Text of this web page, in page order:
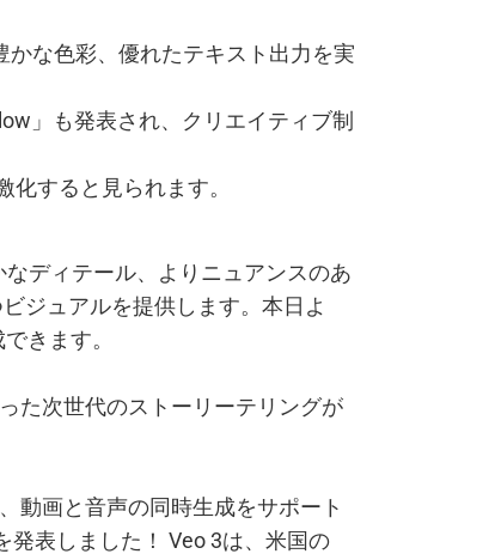
な色彩、優れたテキスト出力を実
」も発表され、クリエイティブ制
すると見られます。
ディテール、よりニュアンスのあ
ジュアルを提供します。本日よ
きます。
た次世代のストーリーテリングが
動画と音声の同時生成をサポート
発表しました！ Veo 3は、米国の